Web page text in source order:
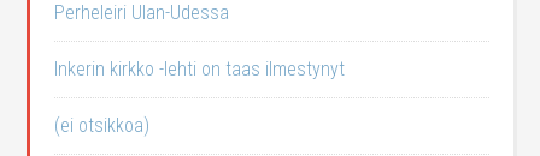
Perheleiri Ulan-Udessa
Inkerin kirkko -lehti on taas ilmestynyt
(ei otsikkoa)